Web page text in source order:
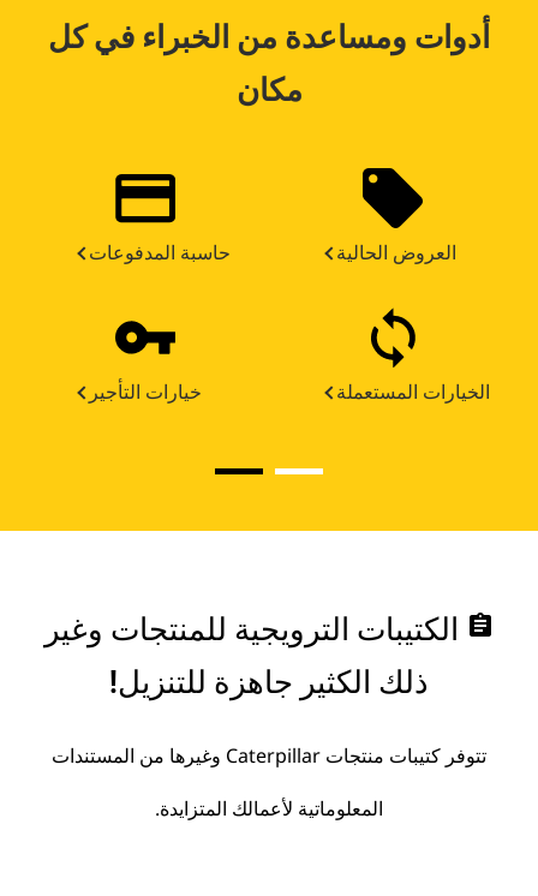
أدوات ومساعدة من الخبراء في كل
مكان
حاسبة المدفوعات العروض الحالية
خيارات التأجير الخيارات المستعملة
assignment الكتيبات الترويجية للمنتجات وغير
ذلك الكثير جاهزة للتنزيل!
تتوفر كتيبات منتجات Caterpillar وغيرها من المستندات
المعلوماتية لأعمالك المتزايدة.